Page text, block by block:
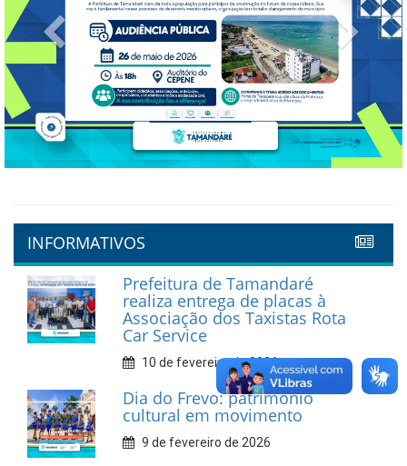
Previous Next
INFORMATIVOS
Prefeitura de Tamandaré
realiza entrega de placas à
Associação dos Taxistas Rota
Car Service
10 de fevereiro de 2026
Dia do Frevo: patrimônio
cultural em movimento
9 de fevereiro de 2026